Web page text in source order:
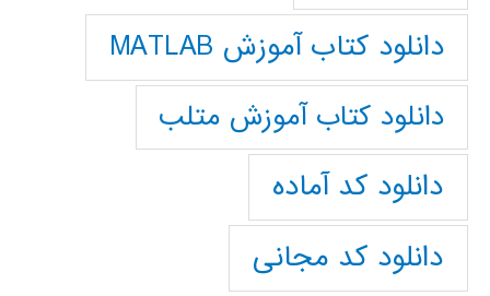
دانلود کتاب آموزش MATLAB
دانلود کتاب آموزش متلب
دانلود کد آماده
دانلود کد مجانی